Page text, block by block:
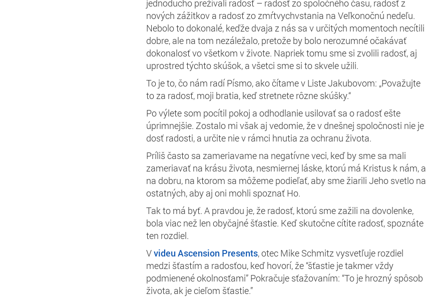
jednoducho prežívali radosť – radosť zo spoločného času, radosť z
nových zážitkov a radosť zo zmŕtvychvstania na Veľkonočnú nedeľu.
Nebolo to dokonalé, keďže dvaja z nás sa v určitých momentoch necítili
dobre, ale na tom nezáležalo, pretože by bolo nerozumné očakávať
dokonalosť vo všetkom v živote. Napriek tomu sme si zvolili radosť, aj
uprostred týchto skúšok, a všetci sme si to skvele užili.
To je to, čo nám radí Písmo, ako čítame v Liste Jakubovom: „Považujte
to za radosť, moji bratia, keď stretnete rôzne skúšky.“
Po výlete som pocítil pokoj a odhodlanie usilovať sa o radosť ešte
úprimnejšie. Zostalo mi však aj vedomie, že v dnešnej spoločnosti nie je
dosť radosti, a určite nie v rámci hnutia za ochranu života.
Príliš často sa zameriavame na negatívne veci, keď by sme sa mali
zameriavať na krásu života, nesmiernej láske, ktorú má Kristus k nám, a
na dobru, na ktorom sa môžeme podieľať, aby sme žiarili Jeho svetlo na
ostatných, aby aj oni mohli spoznať Ho.
Tak to má byť. A pravdou je, že radosť, ktorú sme zažili na dovolenke,
bola viac než len obyčajné šťastie. Keď skutočne cítite radosť, spoznáte
ten rozdiel.
Vvideu Ascension Presents, otec Mike Schmitz vysvetľuje rozdiel
medzi šťastím a radosťou, keď hovorí, že “šťastie je takmer vždy
podmienené okolnosťami” Pokračuje sťažovaním: “To je hrozný spôsob
života, ak je cieľom šťastie.”